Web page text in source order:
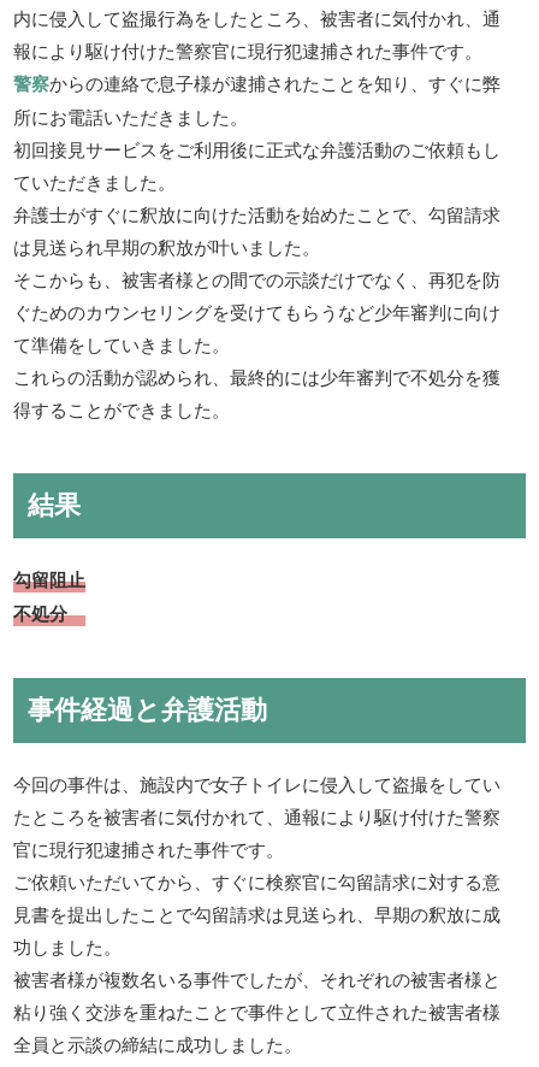
内に侵入して盗撮行為をしたところ、被害者に気付かれ、通
報により駆け付けた警察官に現行犯逮捕された事件です。
警察からの連絡で息子様が逮捕されたことを知り、すぐに弊
所にお電話いただきました。
初回接見サービスをご利用後に正式な弁護活動のご依頼もし
ていただきました。
弁護士がすぐに釈放に向けた活動を始めたことで、勾留請求
は見送られ早期の釈放が叶いました。
そこからも、被害者様との間での示談だけでなく、再犯を防
ぐためのカウンセリングを受けてもらうなど少年審判に向け
て準備をしていきました。
これらの活動が認められ、最終的には少年審判で不処分を獲
得することができました。
結果
勾留阻止
不処分
事件経過と弁護活動
今回の事件は、施設内で女子トイレに侵入して盗撮をしてい
たところを被害者に気付かれて、通報により駆け付けた警察
官に現行犯逮捕された事件です。
ご依頼いただいてから、すぐに検察官に勾留請求に対する意
見書を提出したことで勾留請求は見送られ、早期の釈放に成
功しました。
被害者様が複数名いる事件でしたが、それぞれの被害者様と
粘り強く交渉を重ねたことで事件として立件された被害者様
全員と示談の締結に成功しました。